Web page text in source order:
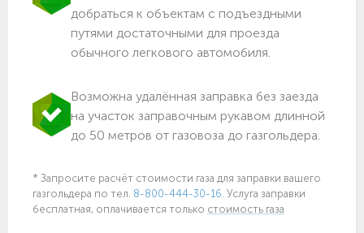
добраться к объектам c подъездными
путями достаточными для проезда
обычного легкового автомобиля.
Возможна удалённая заправка без заезда
на участок заправочным рукавом длинной
до 50 метров от газовоза до газгольдера.
* Запросите расчёт стоимости газа для заправки вашего
газгольдера по тел. 8-800-444-30-16. Услуга заправки
бесплатная, оплачивается только стоимость газа